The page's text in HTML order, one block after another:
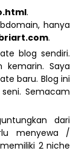
.
hanya
.
blog sendiri.
kemarin. Saya
baru. Blog ini
Semacam
dari
menyewa /
2 niche